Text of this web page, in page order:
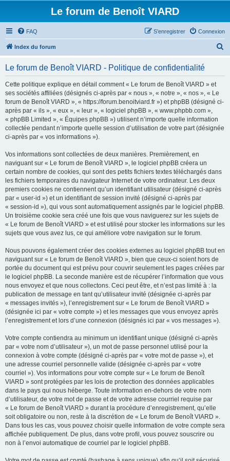
Le forum de Benoît VIARD
FAQ Connexion
S’enregistrer
Index du forum
Le forum de Benoît VIARD - Politique de confidentialité
Cette politique explique en détail comment « Le forum de Benoît VIARD » et
ses sociétés affiliées (désignés ci-après par « nous », « notre », « nos », « Le
forum de Benoît VIARD », « https://forum.benoitviard.fr ») et phpBB (désigné ci-
après par « ils », « eux », « leur », « logiciel phpBB », « www.phpbb.com »,
« phpBB Limited », « Équipes phpBB ») utilisent n’importe quelle information
collectée pendant n’importe quelle session d’utilisation de votre part (désignée
ci-après par « vos informations »).
Vos informations sont collectées de deux manières. Premièrement, en
naviguant sur « Le forum de Benoît VIARD », le logiciel phpBB créera un
certain nombre de cookies, qui sont des petits fichiers textes téléchargés dans
les fichiers temporaires du navigateur Internet de votre ordinateur. Les deux
premiers cookies ne contiennent qu’un identifiant utilisateur (désigné ci-après
par « user-id ») et un identifiant de session invité (désigné ci-après par
« session-id »), qui vous sont automatiquement assignés par le logiciel phpBB.
Un troisième cookie sera créé une fois que vous naviguerez sur les sujets de
« Le forum de Benoît VIARD » et est utilisé pour stocker les informations sur les
sujets que vous avez lus, ce qui améliore votre navigation sur le forum.
Nous pouvons également créer des cookies externes au logiciel phpBB tout en
naviguant sur « Le forum de Benoît VIARD », bien que ceux-ci soient hors de
portée du document qui est prévu pour couvrir seulement les pages créées par
le logiciel phpBB. La seconde manière est de récupérer l’information que vous
nous envoyez et que nous collectons. Ceci peut être, et n’est pas limité à : la
publication de message en tant qu’utilisateur invité (désignée ci-après par
« messages invités »), l’enregistrement sur « Le forum de Benoît VIARD »
(désignée ici par « votre compte ») et les messages que vous envoyez après
l’enregistrement et lors d’une connexion (désignés ici par « vos messages »).
Votre compte contiendra au minimum un identifiant unique (désigné ci-après
par « votre nom d’utilisateur »), un mot de passe personnel utilisé pour la
connexion à votre compte (désigné ci-après par « votre mot de passe »), et
une adresse courriel personnelle valide (désignée ci-après par « votre
courriel »). Vos informations pour votre compte sur « Le forum de Benoît
VIARD » sont protégées par les lois de protection des données applicables
dans le pays qui nous héberge. Toute information en-dehors de votre nom
d’utilisateur, de votre mot de passe et de votre adresse courriel requise par
« Le forum de Benoît VIARD » durant la procédure d’enregistrement, qu’elle
soit obligatoire ou non, reste à la discrétion de « Le forum de Benoît VIARD ».
Dans tous les cas, vous pouvez choisir quelle information de votre compte sera
affichée publiquement. De plus, dans votre profil, vous pouvez souscrire ou
non à l’envoi automatique de courriel par le logiciel phpBB.